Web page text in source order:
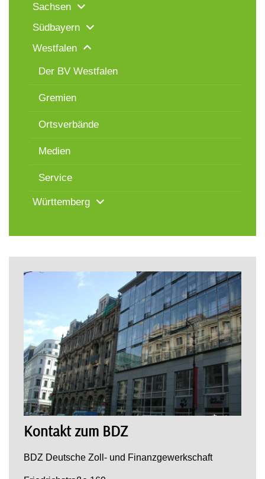
Sachsen
Südbayern
Westfalen
Der BV Westfalen
Gremien
Ortsverbände
Medien
Service
Württemberg
Kontakt zum BDZ
BDZ Deutsche Zoll- und Finanzgewerkschaft